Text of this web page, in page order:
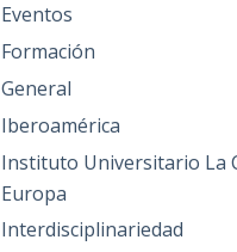
Eventos
Formación
General
Iberoamérica
Instituto Universitario La
Europa
Interdisciplinariedad